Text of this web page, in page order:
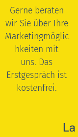
Gerne beraten
wir Sie über Ihre
Marketingmöglic
hkeiten mit
uns. Das
Erstgespräch ist
kostenfrei.
La